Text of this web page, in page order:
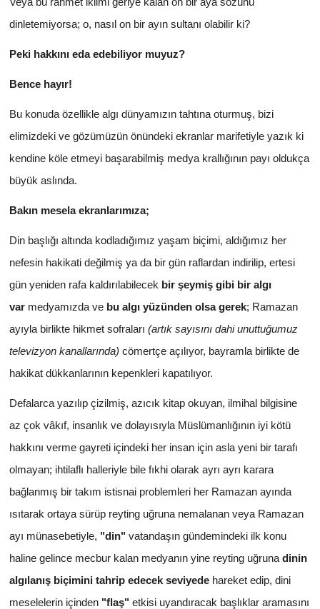
Veya bu rahmet iklimi geriye kalan on bir aya sözünü
dinletemiyorsa; o, nasıl on bir ayın sultanı olabilir ki?
Peki hakkını eda edebiliyor muyuz?
Bence hayır!
Bu konuda özellikle algı dünyamızın tahtına oturmuş, bizi
elimizdeki ve gözümüzün önündeki ekranlar marifetiyle yazık ki
kendine köle etmeyi başarabilmiş medya krallığının payı oldukça
büyük aslında.
Bakın mesela ekranlarımıza;
Din başlığı altında kodladığımız yaşam biçimi, aldığımız her
nefesin hakikati değilmiş ya da bir gün raflardan indirilip, ertesi
gün yeniden rafa kaldırılabilecek bir şeymiş gibi bir algı
varmedyamızda ve bu algı yüzünden olsa gerek; Ramazan
ayıyla birlikte hikmet sofraları (artık sayısını dahi unuttuğumuz
televizyon kanallarında) cömertçe açılıyor, bayramla birlikte de
hakikat dükkanlarının kepenkleri kapatılıyor.
Defalarca yazılıp çizilmiş, azıcık kitap okuyan, ilmihal bilgisine
az çok vâkıf, insanlık ve dolayısıyla Müslümanlığının iyi kötü
hakkını verme gayreti içindeki her insan için asla yeni bir tarafı
olmayan; ihtilaflı halleriyle bile fıkhi olarak ayrı ayrı karara
bağlanmış bir takım istisnai problemleri her Ramazan ayında
ısıtarak ortaya sürüp reyting uğruna nemalanan veya Ramazan
ayı münasebetiyle, "din" vatandaşın gündemindeki ilk konu
haline gelince mecbur kalan medyanın yine reyting uğrunadinin
algılanış biçimini tahrip edecek seviyedehareket edip, dini
meselelerin içinden "flaş" etkisi uyandıracak başlıklar aramasını